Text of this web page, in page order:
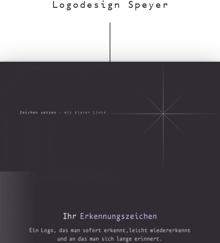
Logodesign Speyer